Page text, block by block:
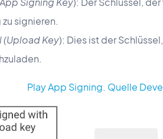
Play App Signing. Quelle
signieren.
Key): Dies ist der